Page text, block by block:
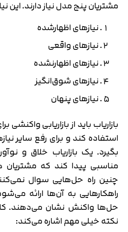
مشتریان پنج مدل نیاز دارند. این
نیازهای اظهارشده
نیازهای واقعی
نیازهای اظهارنشده
نیازهای شوق‌انگیز
نیازهای پنهان
بازاریاب باید از بازاریابی واکنشی
استفاده کند و برای رفع سایر
بگیرد. یک بازاریاب خلاق و
مناسبی پیدا کند که
چنین راه حل‌هایی سوال
راهکارهایی به آن‌ها ارائه
حل‌ها واکنش نشان می‌دهند.
نکته خیلی مهم اشاره می‌کند: